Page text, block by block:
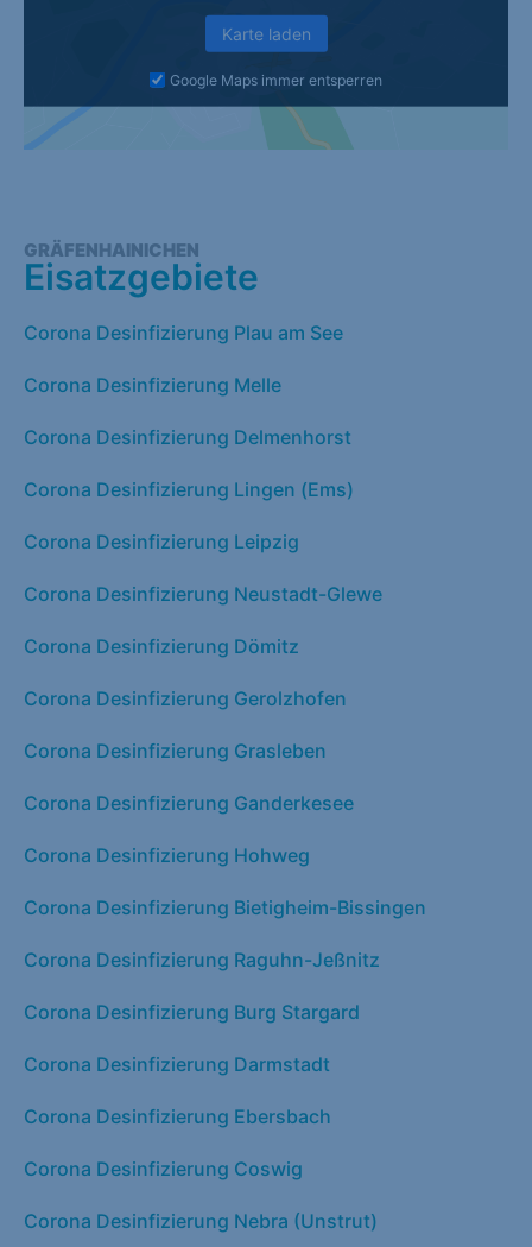
Karte laden
Google Maps immer entsperren
GRÄFENHAINICHEN
Eisatzgebiete
Corona Desinfizierung Plau am See
Corona Desinfizierung Melle
Corona Desinfizierung Delmenhorst
Corona Desinfizierung Lingen (Ems)
Corona Desinfizierung Leipzig
Corona Desinfizierung Neustadt-Glewe
Corona Desinfizierung Dömitz
Corona Desinfizierung Gerolzhofen
Corona Desinfizierung Grasleben
Corona Desinfizierung Ganderkesee
Corona Desinfizierung Hohweg
Corona Desinfizierung Bietigheim-Bissingen
Corona Desinfizierung Raguhn-Jeßnitz
Corona Desinfizierung Burg Stargard
Corona Desinfizierung Darmstadt
Corona Desinfizierung Ebersbach
Corona Desinfizierung Coswig
Corona Desinfizierung Nebra (Unstrut)